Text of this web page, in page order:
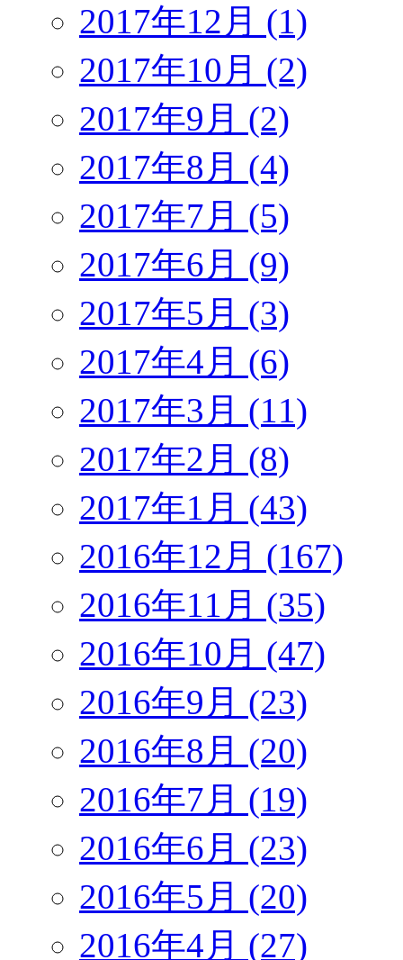
2017年12月 (1)
2017年10月 (2)
2017年9月 (2)
2017年8月 (4)
2017年7月 (5)
2017年6月 (9)
2017年5月 (3)
2017年4月 (6)
2017年3月 (11)
2017年2月 (8)
2017年1月 (43)
2016年12月 (167)
2016年11月 (35)
2016年10月 (47)
2016年9月 (23)
2016年8月 (20)
2016年7月 (19)
2016年6月 (23)
2016年5月 (20)
2016年4月 (27)